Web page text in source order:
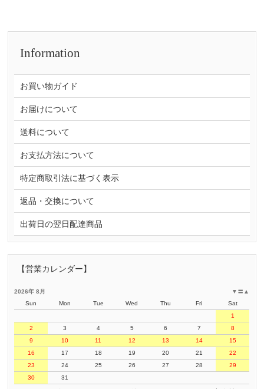
Information
お買い物ガイド
お届けについて
送料について
お支払方法について
特定商取引法に基づく表示
返品・交換について
出荷日の翌日配達商品
【営業カレンダー】
▲
〓
▼
2026年 8月
Sun
Mon Tue Wed Thu Fri
Sat
1
2
3 4 5 6 7
8
9
10 11 12 13 14
15
16
17 18 19 20 21
22
23
24 25 26 27 28
29
30
31